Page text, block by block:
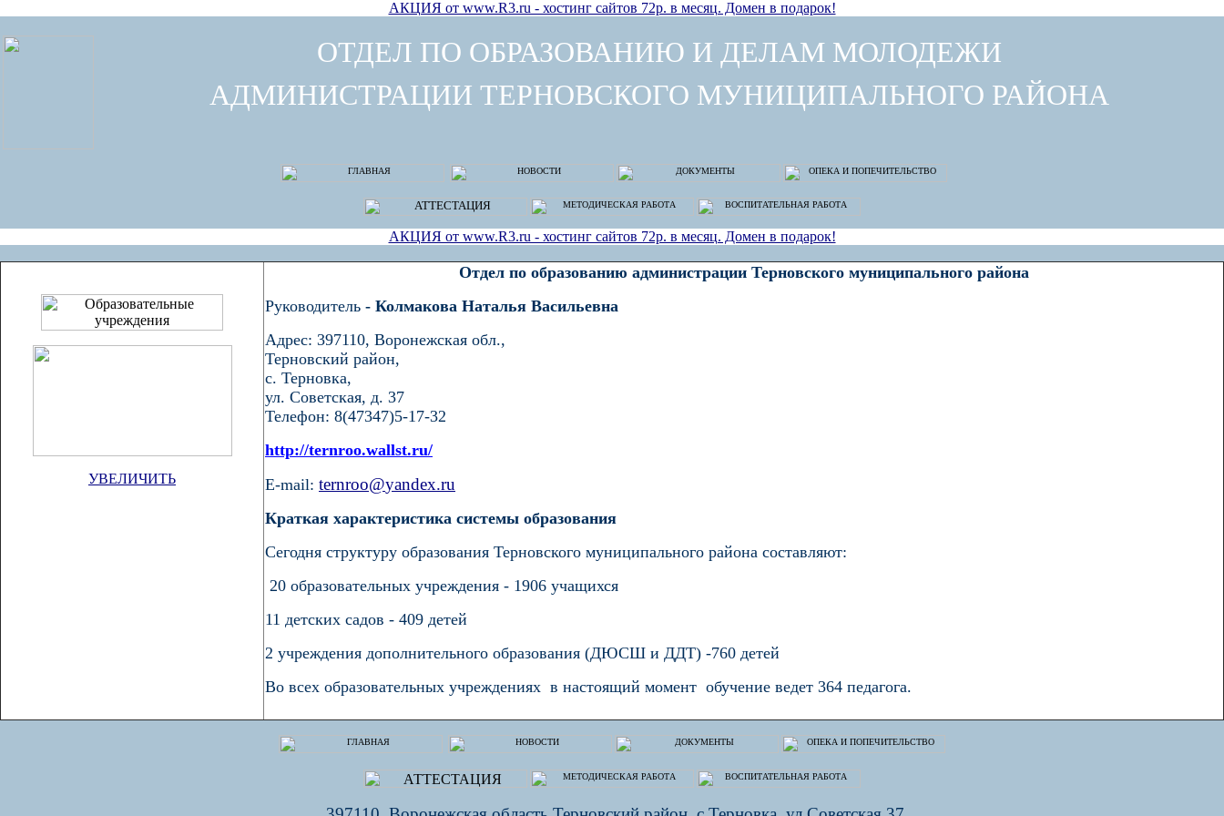
АКЦИЯ от www.R3.ru - хостинг сайтов 72р. в месяц. Домен в подарок!
ОТДЕЛ ПО ОБРАЗОВАНИЮ И ДЕЛАМ МОЛОДЕЖИ
АДМИНИСТРАЦИИ ТЕРНОВСКОГО МУНИЦИПАЛЬНОГО РАЙОНА
АКЦИЯ от www.R3.ru - хостинг сайтов 72р. в месяц. Домен в подарок!
УВЕЛИЧИТЬ
Отдел по образованию администрации Терновского муниципального района
Руководитель - Колмакова Наталья Васильевна
Адрес: 397110, Воронежская обл.,
Терновский район,
с. Терновка,
ул. Советская, д. 37
Телефон: 8(47347)5-17-32
http://ternroo.wallst.ru/
E-mail: ternroo@yandex.ru
Краткая характеристика системы образования
Сегодня структуру образования Терновского муниципального района составляют:
20 образовательных учреждения - 1906 учащихся
11 детских садов - 409 детей
2 учреждения дополнительного образования (ДЮСШ и ДДТ) -760 детей
Во всех образовательных учреждениях в настоящий момент обучение ведет 364 педагога.